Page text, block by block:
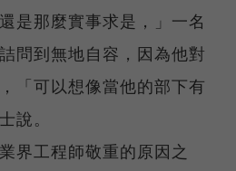
是那麼實事求是，」一名
問到無地自容，因為他對
「可以想像當他的部下有
說。
界工程師敬重的原因之